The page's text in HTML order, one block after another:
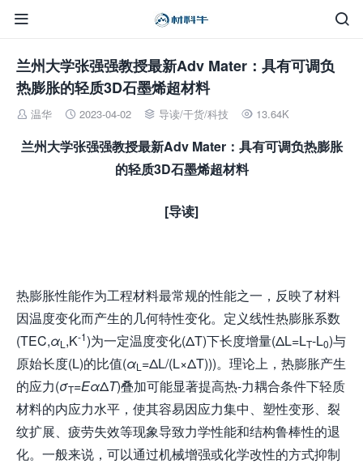


兰州大学张强强教授最新Adv Mater：具有可调负
热膨胀的轻质3D石墨烯超材料
 温华  2023-04-02  导读/干货/科技  13.64K
兰州大学张强强教授最新Adv Mater：具有可调负热膨胀
的轻质3D石墨烯超材料
[导读]
热膨胀性能作为工程材料最常规的性能之一，反映了材料
因温度变化而产生的几何特性变化。定义线性热膨胀系数
(TEC,αL ,K-1)为一定温度变化(ΔT)下长度增量(ΔL=LT-L0)与
原始长度(L)的比值(αL =ΔL/(L×ΔT)))。理论上，热膨胀产生
的应力(σT=EαΔT)叠加可能显著提高热-力耦合条件下轻质
材料的内应力水平，使其容易因应力集中、塑性变形、裂
纹扩展、疲劳失效等现象导致力学性能和结构鲁棒性的退
化。一般来说，可以通过机械增强或化学改性的方式抑制